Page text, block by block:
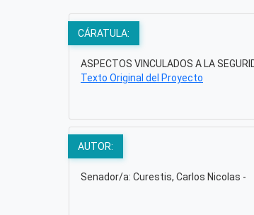
CÁRATULA:
ASPECTOS VINCULADOS A LA
Texto Original del Proyecto
AUTOR:
Senador/a: Curestis, Carlos Nicolas -